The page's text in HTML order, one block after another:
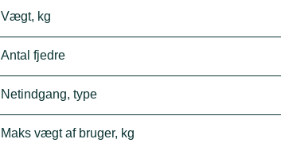
Vægt, kg
Antal fjedre
Netindgang, type
Maks vægt af bruger, kg